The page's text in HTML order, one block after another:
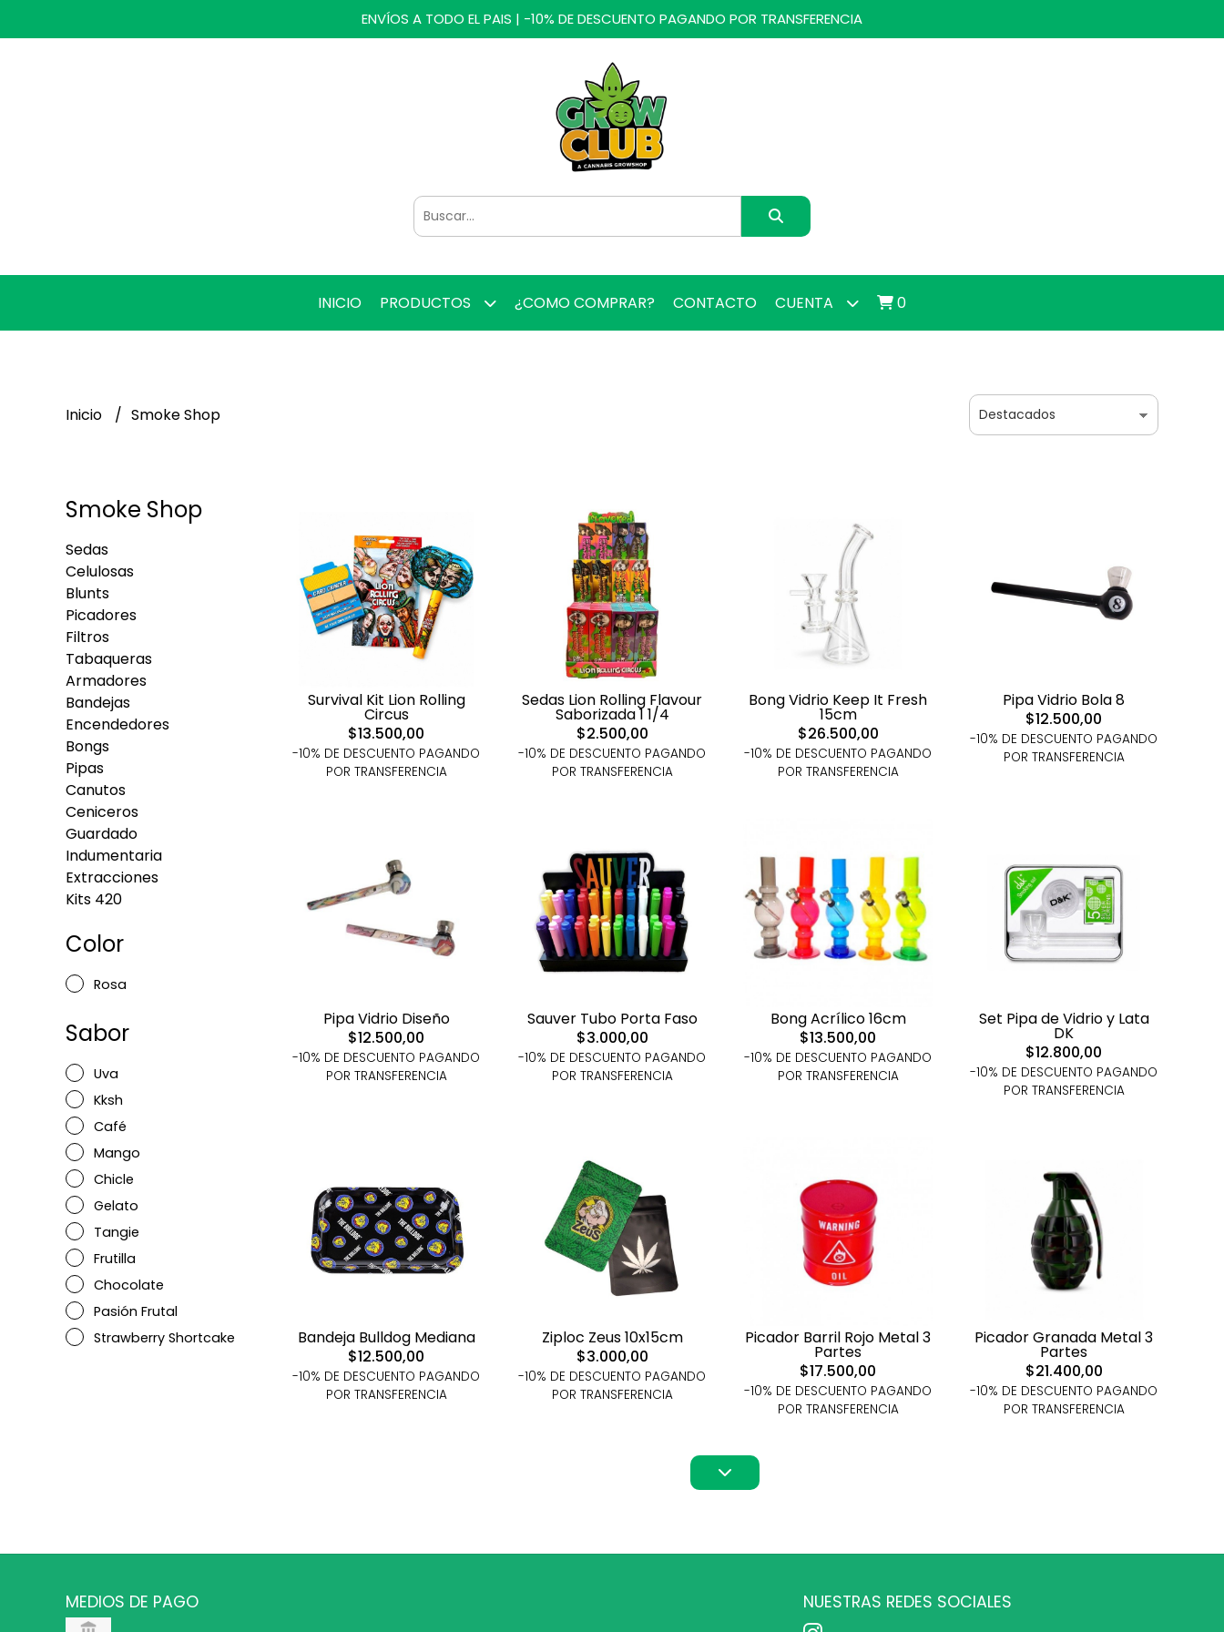
ENVÍOS A TODO EL PAIS | -10% DE DESCUENTO PAGANDO POR TRANSFERENCIA
INICIO PRODUCTOS ¿COMO COMPRAR? CONTACTO CUENTA 0
Inicio Smoke Shop
Smoke Shop
Sedas
Celulosas
Blunts
Picadores
Filtros
Tabaqueras
Armadores
Bandejas
Encendedores
Bongs
Pipas
Canutos
Ceniceros
Guardado
Indumentaria
Extracciones
Kits 420
Color
Rosa
Sabor
Uva
Kksh
Café
Mango
Chicle
Gelato
Tangie
Frutilla
Chocolate
Pasión Frutal
Strawberry Shortcake
Survival Kit Lion Rolling
Circus
$13.500,00
-10% DE DESCUENTO PAGANDO
POR TRANSFERENCIA
Sedas Lion Rolling Flavour
Saborizada 1 1/4
$2.500,00
-10% DE DESCUENTO PAGANDO
POR TRANSFERENCIA
Bong Vidrio Keep It Fresh
15cm
$26.500,00
-10% DE DESCUENTO PAGANDO
POR TRANSFERENCIA
Pipa Vidrio Bola 8
$12.500,00
-10% DE DESCUENTO PAGANDO
POR TRANSFERENCIA
Pipa Vidrio Diseño
$12.500,00
-10% DE DESCUENTO PAGANDO
POR TRANSFERENCIA
Sauver Tubo Porta Faso
$3.000,00
-10% DE DESCUENTO PAGANDO
POR TRANSFERENCIA
Bong Acrílico 16cm
$13.500,00
-10% DE DESCUENTO PAGANDO
POR TRANSFERENCIA
Set Pipa de Vidrio y Lata
DK
$12.800,00
-10% DE DESCUENTO PAGANDO
POR TRANSFERENCIA
Bandeja Bulldog Mediana
$12.500,00
-10% DE DESCUENTO PAGANDO
POR TRANSFERENCIA
Ziploc Zeus 10x15cm
$3.000,00
-10% DE DESCUENTO PAGANDO
POR TRANSFERENCIA
Picador Barril Rojo Metal 3
Partes
$17.500,00
-10% DE DESCUENTO PAGANDO
POR TRANSFERENCIA
Picador Granada Metal 3
Partes
$21.400,00
-10% DE DESCUENTO PAGANDO
POR TRANSFERENCIA
MEDIOS DE PAGO NUESTRAS REDES SOCIALES